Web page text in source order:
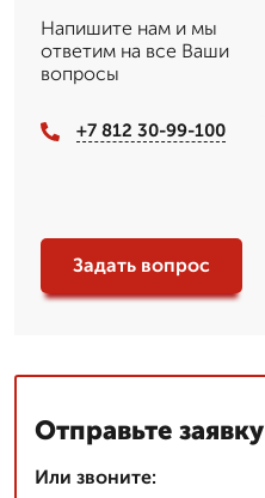
Напишите нам и мы
ответим на все Ваши
вопросы
+7 812 30-99-100
Задать вопрос
Отправьте заявку
Или звоните: